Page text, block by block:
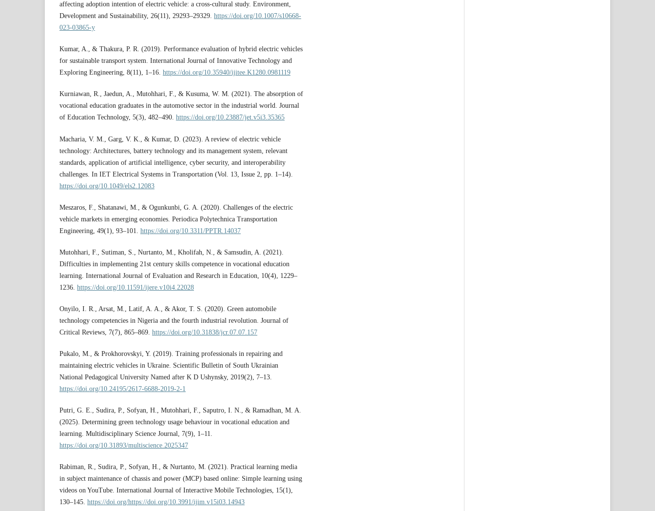
affecting adoption intention of electric vehicle: a cross-cultural study. Environment,
Development and Sustainability, 26(11), 29293–29329. https://doi.org/10.1007/s10668-
023-03865-y
Kumar, A., & Thakura, P. R. (2019). Performance evaluation of hybrid electric vehicles
for sustainable transport system. International Journal of Innovative Technology and
Exploring Engineering, 8(11), 1–16. https://doi.org/10.35940/ijitee.K1280.0981119
Kurniawan, R., Jaedun, A., Mutohhari, F., & Kusuma, W. M. (2021). The absorption of
vocational education graduates in the automotive sector in the industrial world. Journal
of Education Technology, 5(3), 482–490. https://doi.org/10.23887/jet.v5i3.35365
Macharia, V. M., Garg, V. K., & Kumar, D. (2023). A review of electric vehicle
technology: Architectures, battery technology and its management system, relevant
standards, application of artificial intelligence, cyber security, and interoperability
challenges. In IET Electrical Systems in Transportation (Vol. 13, Issue 2, pp. 1–14).
https://doi.org/10.1049/els2.12083
Meszaros, F., Shatanawi, M., & Ogunkunbi, G. A. (2020). Challenges of the electric
vehicle markets in emerging economies. Periodica Polytechnica Transportation
Engineering, 49(1), 93–101. https://doi.org/10.3311/PPTR.14037
Mutohhari, F., Sutiman, S., Nurtanto, M., Kholifah, N., & Samsudin, A. (2021).
Difficulties in implementing 21st century skills competence in vocational education
learning. International Journal of Evaluation and Research in Education, 10(4), 1229–
1236. https://doi.org/10.11591/ijere.v10i4.22028
Onyilo, I. R., Arsat, M., Latif, A. A., & Akor, T. S. (2020). Green automobile
technology competencies in Nigeria and the fourth industrial revolution. Journal of
Critical Reviews, 7(7), 865–869. https://doi.org/10.31838/jcr.07.07.157
Pukalo, M., & Prokhorovskyi, Y. (2019). Training professionals in repairing and
maintaining electric vehicles in Ukraine. Scientific Bulletin of South Ukrainian
National Pedagogical University Named after K D Ushynsky, 2019(2), 7–13.
https://doi.org/10.24195/2617-6688-2019-2-1
Putri, G. E., Sudira, P., Sofyan, H., Mutohhari, F., Saputro, I. N., & Ramadhan, M. A.
(2025). Determining green technology usage behaviour in vocational education and
learning. Multidisciplinary Science Journal, 7(9), 1–11.
https://doi.org/10.31893/multiscience.2025347
Rabiman, R., Sudira, P., Sofyan, H., & Nurtanto, M. (2021). Practical learning media
in subject maintenance of chassis and power (MCP) based online: Simple learning using
videos on YouTube. International Journal of Interactive Mobile Technologies, 15(1),
130–145. https://doi.org/https://doi.org/10.3991/ijim.v15i03.14943